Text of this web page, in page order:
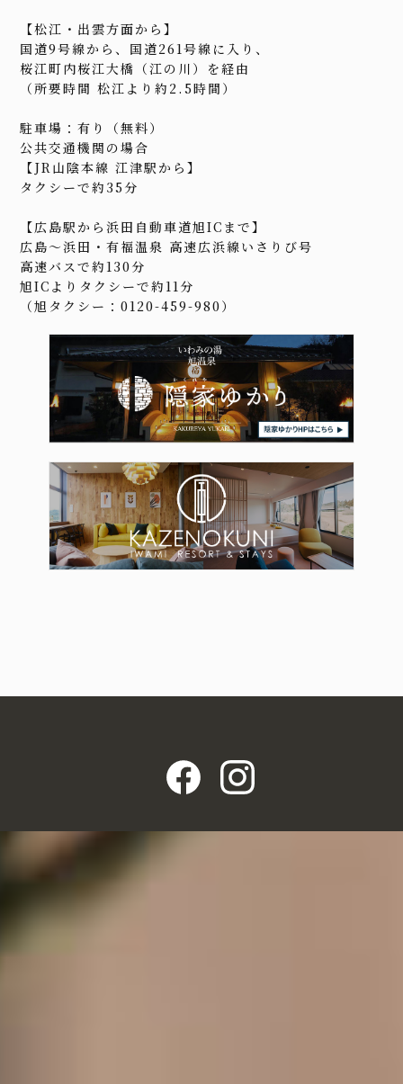
【松江・出雲方面から】
国道9号線から、国道261号線に入り、
桜江町内桜江大橋（江の川）を経由
（所要時間 松江より約2.5時間）
駐車場：有り（無料）
公共交通機関の場合
【JR山陰本線 江津駅から】
タクシーで約35分
【広島駅から浜田自動車道旭ICまで】
広島～浜田・有福温泉 高速広浜線いさりび号
高速バスで約130分
旭ICよりタクシーで約11分
（旭タクシー：0120-459-980）